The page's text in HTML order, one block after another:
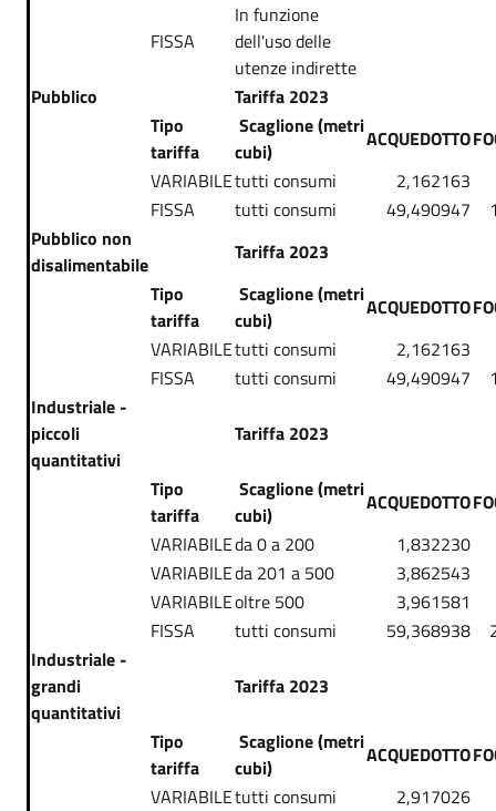
FISSA
In funzione
dell'uso delle
utenze indirette
Pubblico
Tariffa 2023
Tipo
tariffa
Scaglione (metri
cubi)
ACQUEDOTTO
VARIABILEtutti consumi
2,162163
FISSA
tutti consumi 49,490947
Pubblico non
disalimentabile
Tariffa 2023
Tipo
tariffa
Scaglione (metri
cubi)
ACQUEDOTTO
VARIABILEtutti consumi
2,162163
FISSA
tutti consumi 49,490947
Industriale -
piccoli
quantitativi
Tariffa 2023
Tipo
tariffa
Scaglione (metri
cubi)
ACQUEDOTTO
VARIABILEda 0 a 200
1,832230
VARIABILEda 201 a 500
3,862543
VARIABILEoltre 500
3,961581
FISSA
tutti consumi 59,368938
Industriale -
grandi
quantitativi
Tariffa 2023
Tipo
tariffa
Scaglione (metri
cubi)
ACQUEDOTTO
VARIABILEtutti consumi
2,917026